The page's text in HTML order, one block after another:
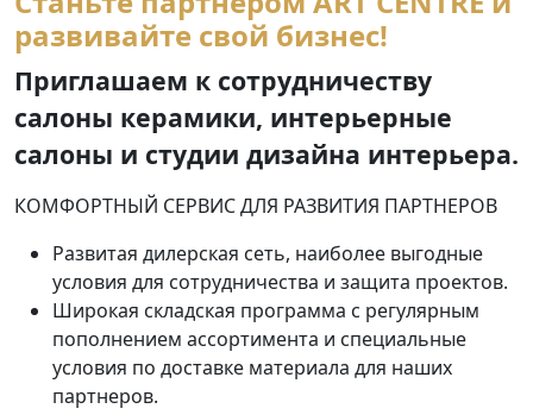
развивайте свой бизнес!
Приглашаем к сотрудничеству
салоны керамики, интерьерные
салоны и студии дизайна интерьера.
КОМФОРТНЫЙ СЕРВИС ДЛЯ РАЗВИТИЯ ПАРТНЕРОВ
Развитая дилерская сеть, наиболее выгодные
условия для сотрудничества и защита проектов.
Широкая складская программа с регулярным
пополнением ассортимента и специальные
условия по доставке материала для наших
партнеров.